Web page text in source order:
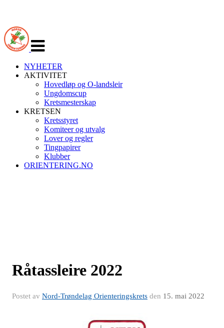
navigasjon
NYHETER
AKTIVITET
Hovedløp og O-landsleir
Ungdomscup
Kretsmesterskap
KRETSEN
Kretsstyret
Komiteer og utvalg
Lover og regler
Tingpapirer
Klubber
ORIENTERING.NO
Råtassleire 2022
Postet av Nord-Trøndelag Orienteringskrets den 15. mai 2022